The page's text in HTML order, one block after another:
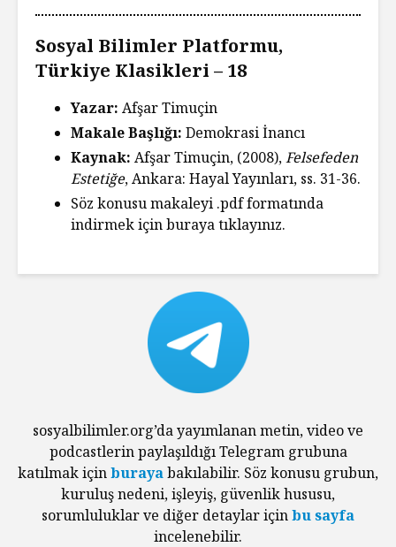
Sosyal Bilimler Platformu,
Türkiye Klasikleri – 18
Yazar: Afşar Timuçin
Makale Başlığı: Demokrasi İnancı
Kaynak: Afşar Timuçin, (2008),Felsefeden
Estetiğe, Ankara: Hayal Yayınları, ss. 31-36.
Söz konusu makaleyi .pdf formatında
indirmek içinburayatıklayınız.
sosyalbilimler.org’da yayımlanan metin, video ve
podcastlerin paylaşıldığı Telegram grubuna
katılmak içinburayabakılabilir. Söz konusu grubun,
kuruluş nedeni, işleyiş, güvenlik hususu,
sorumluluklar ve diğer detaylar içinbu sayfa
incelenebilir.